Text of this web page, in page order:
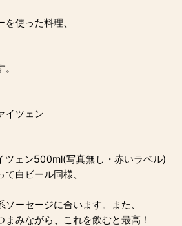
使った料理、
イツェン
ェン500ml(写真無し・赤いラベル)
白ビール同様、
ーセージに合います。また、
みながら、これを飲むと最高！